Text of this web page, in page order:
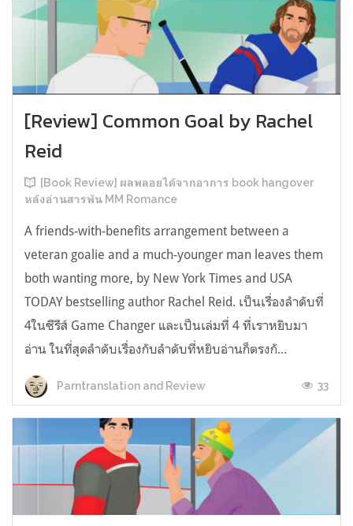
[Review] Common Goal by Rachel
Reid
[Book Review] ผลพลอยได้จากอาการ book hangover
หลังอ่านสารพัน MM Romance
A friends-with-benefits arrangement between a
veteran goalie and a much-younger man leaves them
both wanting more, by New York Times and USA
TODAY bestselling author Rachel Reid. เป็นเรื่องลำดับที่
4ในซีรีส์ Game Changer และเป็นเล่มที่ 4 ที่เราหยิบมา
อ่าน ในที่สุดลำดับเรื่องกับลำดับที่หยิบอ่านก็ตรงกั...
Parntranslation and Review 33